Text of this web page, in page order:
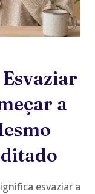
a
esvaziar a